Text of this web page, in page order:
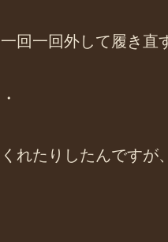
回一回外して履き直
れたりしたんです